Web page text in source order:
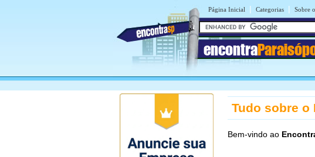
Página Inicial | Categorias | Sobre
encontra
Tudo sobre o
Bem-vindo ao